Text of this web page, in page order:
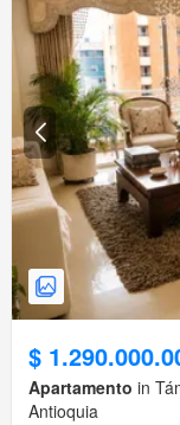
$
Apartamento in
Antioquia